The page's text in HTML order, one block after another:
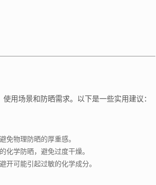
用场景和防晒需求。以下是一些实用建议：
免物理防晒的厚重感。
化学防晒，避免过度干燥。
开可能引起过敏的化学成分。